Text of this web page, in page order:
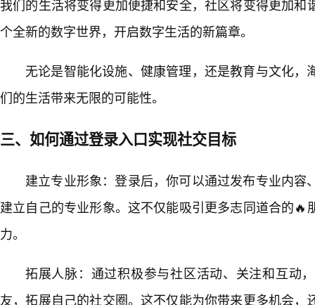
我们的生活将变得更加便捷和安全，社区将变得更加和
个全新的数字世界，开启数字生活的新篇章。
无论是智能化设施、健康管理，还是教育与文化，
们的生活带来无限的可能性。
三、如何通过登录入口实现社交目标
建立专业形象：登录后，你可以通过发布专业内容
建立自己的专业形象。这不仅能吸引更多志同道合的🔥
力。
拓展人脉：通过积极参与社区活动、关注和互动
友，拓展自己的社交圈。这不仅能为你带来更多机会，